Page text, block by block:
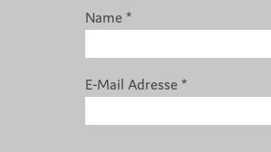
Name *
E-Mail Adresse *